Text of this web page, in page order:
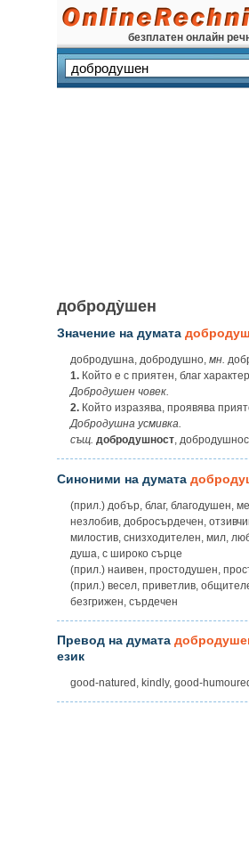
безплатен онлайн
доброду̀шен
Значение на думата
добродушна, добродушно, мн.
1. Който е с приятен, благ
Добродушен човек.
2. Който изразява, проявява
Добродушна усмивка.
същ. добродушност,
Синоними на думата
(прил.) добър, благ, благодушен,
незлобив, добросърдечен,
милостив, снизходителен, мил,
душа, с широко сърце
(прил.) наивен, простодушен,
(прил.) весел, приветлив,
безгрижен, сърдечен
Превод на думата
език
good-natured, kindly, good-